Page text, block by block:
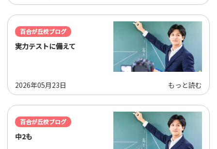
百合が丘校ブログ
実力テストに備えて
2026年05月23日 もっと読む
百合が丘校ブログ
中2も